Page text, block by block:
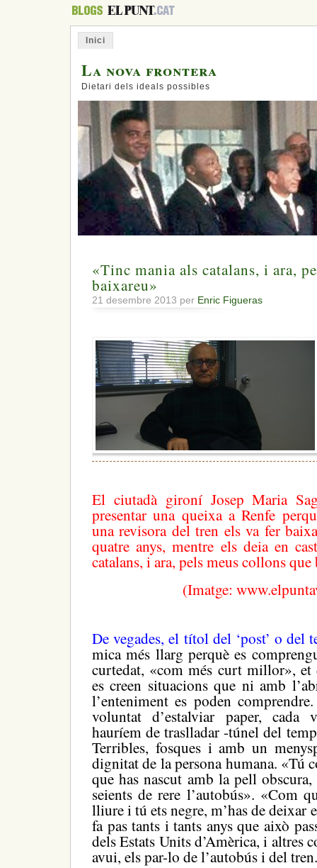
Inici
La nova frontera
Dietari dels ideals possibles
«Tinc mania als catalans, i ara,
baixareu»
21 desembre 2013 per Enric Figueras
El ciutadà gironí Josep Maria
presentar una queixa a Renfe
una revisora del tren els va fer
quatre anys, mentre els deia en
catalans, i ara, pels meus collons
(Imatge:
De vegades, el títol del ‘post’ o del
mica més llarg perquè es
curtedat, «com més curt millor»,
es creen situacions que ni amb
l’enteniment es poden
voluntat d’estalviar paper, cada
hauríem de traslladar -túnel del
Terribles, fosques i amb un
dignitat de la persona humana. «Tú
que has nascut amb la pell obscura,
seients de rere l’autobús». «Com
lliure i tú ets negre, m’has de
fa pas tants i tants anys que això
dels Estats Units d’Amèrica, i altres
avui, els par-lo de l’autobús i del tren.